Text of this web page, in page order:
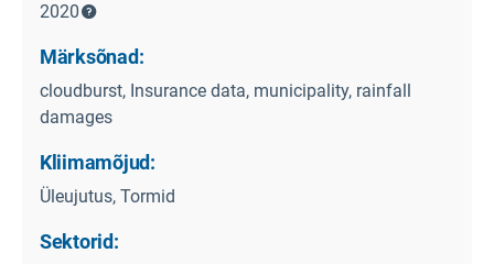
2020
Märksõnad:
cloudburst, Insurance data, municipality, rainfall
damages
Kliimamõjud:
Üleujutus, Tormid
Sektorid: